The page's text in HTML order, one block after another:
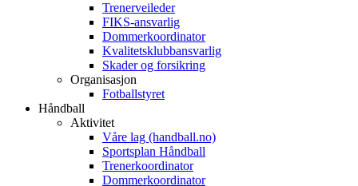
Trenerveileder
FIKS-ansvarlig
Dommerkoordinator
Kvalitetsklubbansvarlig
Skader og forsikring
Organisasjon
Fotballstyret
Håndball
Aktivitet
Våre lag (handball.no)
Sportsplan Håndball
Trenerkoordinator
Dommerkoordinator